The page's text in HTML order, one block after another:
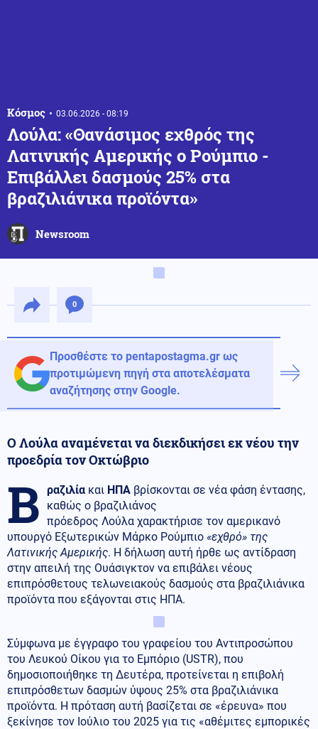
Κόσμος 03.06.2026 - 08:19
Λούλα: «Θανάσιμος εχθρός της
Λατινικής Αμερικής ο Ρούμπιο -
Επιβάλλει δασμούς 25% στα
βραζιλιάνικα προϊόντα»
Newsroom
0
Προσθέστε το pentapostagma.gr ως
προτιμώμενη πηγή στα αποτελέσματα
αναζήτησης στην Google.
Ο Λούλα αναμένεται να διεκδικήσει εκ νέου την
προεδρία τον Οκτώβριο
Β ραζιλία και ΗΠΑ βρίσκονται σε νέα φάση έντασης,
καθώς ο βραζιλιάνος
πρόεδρος Λούλα χαρακτήρισε τον αμερικανό
υπουργό Εξωτερικών Μάρκο Ρούμπιο «εχθρό» της
Λατινικής Αμερικής. Η δήλωση αυτή ήρθε ως αντίδραση
στην απειλή της Ουάσιγκτον να επιβάλει νέους
επιπρόσθετους τελωνειακούς δασμούς στα βραζιλιάνικα
προϊόντα που εξάγονται στις ΗΠΑ.
Σύμφωνα με έγγραφο του γραφείου του Αντιπροσώπου
του Λευκού Οίκου για το Εμπόριο (USTR), που
δημοσιοποιήθηκε τη Δευτέρα, προτείνεται η επιβολή
επιπρόσθετων δασμών ύψους 25% στα βραζιλιάνικα
προϊόντα. Η πρόταση αυτή βασίζεται σε «έρευνα» που
ξεκίνησε τον Ιούλιο του 2025 για τις «αθέμιτες εμπορικές